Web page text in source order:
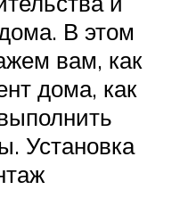
В этом
вам, как
дома, как
Установка